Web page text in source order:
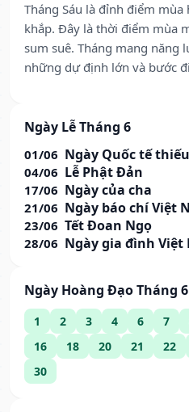
Tháng Sáu là đỉnh điểm
khắp. Đây là thời điểm mùa
sum suê. Tháng mang năng
những dự định lớn và bước
Ngày Lễ Tháng 6
01/06 Ngày Quốc tế
04/06 Lễ Phật Đản
17/06 Ngày của cha
21/06 Ngày báo chí Việt
23/06 Tết Đoan Ngọ
28/06 Ngày gia đình Việt
Ngày Hoàng Đạo Tháng 6
1 2 3 4 6 7
16
18 20 21 22
30